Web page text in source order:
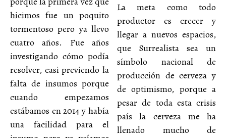
hicimos fue un poquito
tormentoso pero ya llevo
cuatro años. Fue años
investigando cómo podía
resolver, casi previendo la
falta de insumos porque
cuando empezamos
estábamos en 2014 y había
una facilidad para el
La meta como todo
productor es crecer y
llegar a nuevos espacios,
que Surrealista sea un
símbolo nacional de
producción de cerveza y
de optimismo, porque a
pesar de toda esta crisis
país la cerveza me ha
llenado mucho de